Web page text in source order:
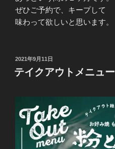
ぜひご予約で、キープして
味わって欲しいと思います。
投
稿
日:
2021年9月11日
テイクアウトメニュー